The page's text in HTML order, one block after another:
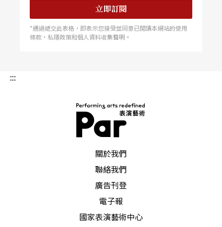
立即訂閱
*通過遞交此表格，即表示您接受並同意已閱讀本網站的使用
條款，私隱政策和個人資料收集聲明。
:::
關於我們
聯絡我們
廣告刊登
電子報
國家表演藝術中心